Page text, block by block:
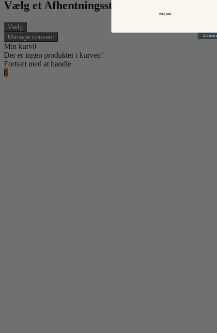
Vælg et Afhentningssted
Vælg
Manage consent
Min kurv0
Der er ingen produkter i kurven!
Fortsæt med at handle
0
Nej, tak.